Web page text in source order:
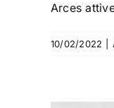
Arces
10/02/2022